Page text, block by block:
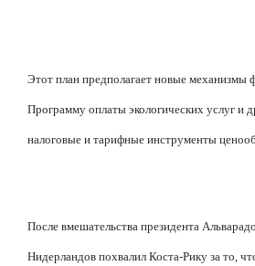
Этот план предполагает новые механизмы
Программу оплаты экологических услуг и
налоговые и тарифные инструменты
После вмешательства президента
Нидерландов похвалил Коста-Рику за то,